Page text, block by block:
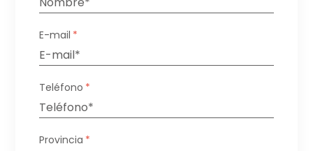
E-mail *
Teléfono *
Provincia *